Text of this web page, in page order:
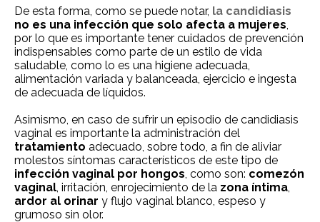
De esta forma, como se puede notar, la candidiasis
no es una infección que solo afecta a mujeres,
por lo que es importante tener cuidados de prevención
indispensables como parte de un estilo de vida
saludable, como lo es una higiene adecuada,
alimentación variada y balanceada, ejercicio e ingesta
de adecuada de líquidos.
Asimismo, en caso de sufrir un episodio de candidiasis
vaginal es importante la administración del
tratamiento adecuado, sobre todo, a fin de aliviar
molestos síntomas característicos de este tipo de
infección vaginal por hongos, como son: comezón
vaginal, irritación, enrojecimiento de la zona íntima,
ardor al orinar y flujo vaginal blanco, espeso y
grumoso sin olor.